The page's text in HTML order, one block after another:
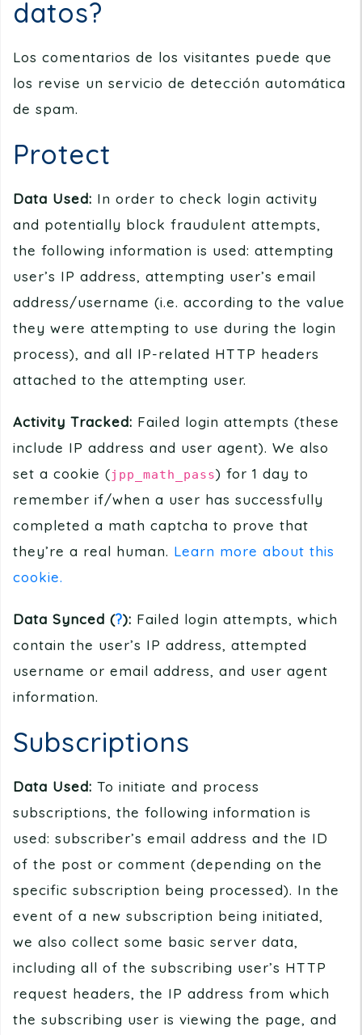
datos?
Los comentarios de los visitantes puede que
los revise un servicio de detección automática
de spam.
Protect
Data Used: In order to check login activity
and potentially block fraudulent attempts,
the following information is used: attempting
user’s IP address, attempting user’s email
address/username (i.e. according to the value
they were attempting to use during the login
process), and all IP-related HTTP headers
attached to the attempting user.
Activity Tracked: Failed login attempts (these
include IP address and user agent). We also
set a cookie (jpp_math_pass) for 1 day to
remember if/when a user has successfully
completed a math captcha to prove that
they’re a real human. Learn more about this
cookie.
Data Synced (?): Failed login attempts, which
contain the user’s IP address, attempted
username or email address, and user agent
information.
Subscriptions
Data Used: To initiate and process
subscriptions, the following information is
used: subscriber’s email address and the ID
of the post or comment (depending on the
specific subscription being processed). In the
event of a new subscription being initiated,
we also collect some basic server data,
including all of the subscribing user’s HTTP
request headers, the IP address from which
the subscribing user is viewing the page, and